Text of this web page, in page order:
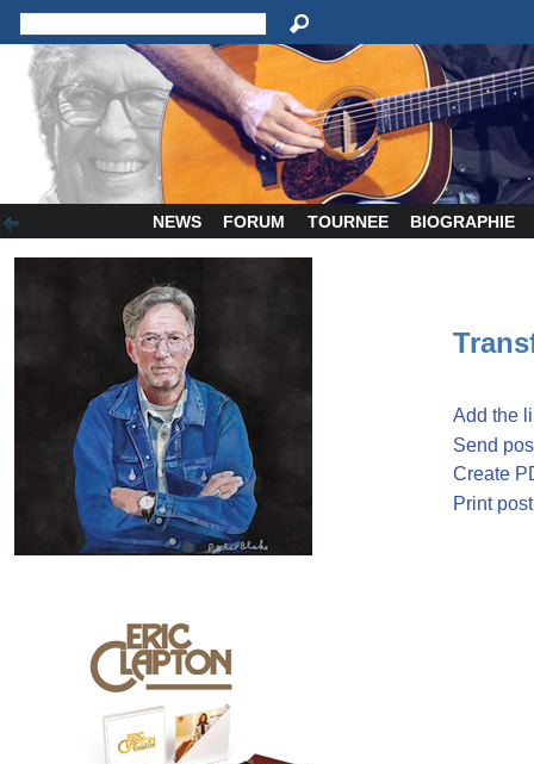
NEWS FORUM TOURNEE BIOGRAPHIE
Add the
Send
Create
Print post